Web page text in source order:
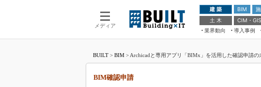
メディア
建 築 BIM
土 木
CIM・GIS
業界動向
導入事例
ドローンがも
ムチェンジ”
BUILT > BIM > Archicadと専用アプリ「BIMx」を活用した確認申請
BIM確認申請